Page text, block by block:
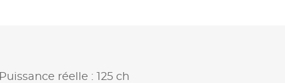
Puissance réelle : 125 ch